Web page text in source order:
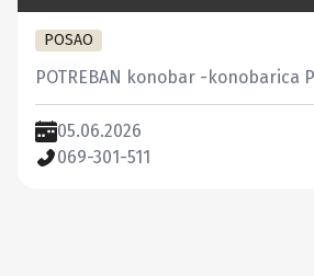
POSAO
POTREBAN konobar -konobarica
05.06.2026
069-301-511